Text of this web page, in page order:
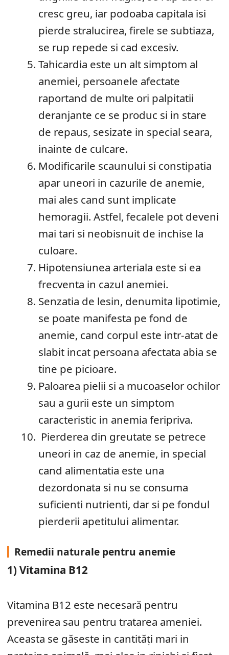
cresc greu, iar podoaba capitala isi
pierde stralucirea, firele se subtiaza,
se rup repede si cad excesiv.
Tahicardia este un alt simptom al
anemiei, persoanele afectate
raportand de multe ori palpitatii
deranjante ce se produc si in stare
de repaus, sesizate in special seara,
inainte de culcare.
Modificarile scaunului si constipatia
apar uneori in cazurile de anemie,
mai ales cand sunt implicate
hemoragii. Astfel, fecalele pot deveni
mai tari si neobisnuit de inchise la
culoare.
Hipotensiunea arteriala este si ea
frecventa in cazul anemiei.
Senzatia de lesin, denumita lipotimie,
se poate manifesta pe fond de
anemie, cand corpul este intr-atat de
slabit incat persoana afectata abia se
tine pe picioare.
Paloarea pielii si a mucoaselor ochilor
sau a gurii este un simptom
caracteristic in anemia feripriva.
Pierderea din greutate se petrece
uneori in caz de anemie, in special
cand alimentatia este una
dezordonata si nu se consuma
suficienti nutrienti, dar si pe fondul
pierderii apetitului alimentar.
Remedii naturale pentru anemie
1) Vitamina B12
Vitamina B12 este necesară pentru
prevenirea sau pentru tratarea ameniei.
Aceasta se găseste in cantităţi mari in